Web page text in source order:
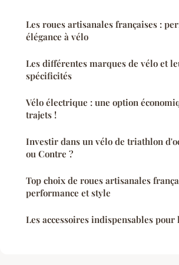
Les roues artisanales françaises :
élégance à vélo
Les différentes marques de vélo et
spécificités
Vélo électrique : une option
trajets !
Investir dans un vélo de triathlon
ou Contre ?
Top choix de roues artisanales
performance et style
Les accessoires indispensables pour